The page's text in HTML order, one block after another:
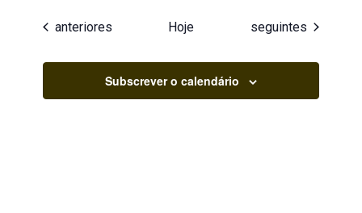
Eventos
anteriores Hoje Eventos
seguintes
Subscrever o calendário